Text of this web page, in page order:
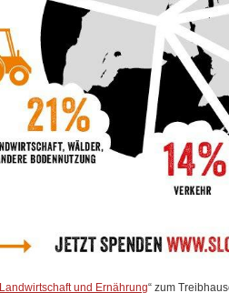
Landwirtschaft und Ernährung“ zum